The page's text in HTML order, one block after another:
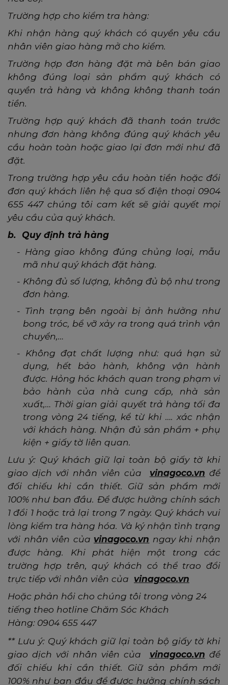
Trường hợp cho kiểm tra hàng:
Khi nhận hàng quý khách có quyền yêu cầu
nhân viên giao hàng mở cho kiểm.
Trường hợp đơn hàng đặt mà bên bán giao
không đúng loại sản phẩm quý khách có
quyền trả hàng và không không thanh toán
tiền.
Trường hợp quý khách đã thanh toán trước
nhưng đơn hàng không đúng quý khách yêu
cầu hoàn toàn hoặc giao lại đơn mới như đã
đặt.
Trong trường hợp yêu cầu hoàn tiền hoặc đổi
đơn quý khách liên hệ qua số điện thoại 0904
655 447 chúng tôi cam kết sẽ giải quyết mọi
yêu cầu của quý khách.
b. Quy định trả hàng
- Hàng giao không đúng chủng loại, mẫu
mã như quý khách đặt hàng.
- Không đủ số lượng, không đủ bộ như trong
đơn hàng.
- Tình trạng bên ngoài bị ảnh hưởng như
bong tróc, bể vỡ xảy ra trong quá trình vận
chuyển,…
- Không đạt chất lượng như: quá hạn sử
dụng, hết bảo hành, không vận hành
được. Hỏng hóc khách quan trong phạm vi
bảo hành của nhà cung cấp, nhà sản
xuất,… Thời gian giải quyết trả hàng tối đa
trong vòng 24 tiếng, kể từ khi …. xác nhận
với khách hàng. Nhận đủ sản phẩm + phụ
kiện + giấy tờ liên quan.
Lưu ý: Quý khách giữ lại toàn bộ giấy tờ khi
giao dịch với nhân viên của
vinagoco.vn để
đối chiếu khi cần thiết. Giữ sản phẩm mới
100% như ban đầu. Để được hưởng chính sách
1 đổi 1 hoặc trả lại trong 7 ngày. Quý khách vui
lòng kiểm tra hàng hóa. Và ký nhận tình trạng
với nhân viên của vinagoco.vn ngay khi nhận
được hàng. Khi phát hiện một trong các
trường hợp trên, quý khách có thể trao đổi
trực tiếp với nhân viên của vinagoco.vn
Hoặc phản hồi cho chúng tôi trong vòng 24
tiếng theo hotline Chăm Sóc Khách
Hàng: 0904 655 447
** Lưu ý: Quý khách giữ lại toàn bộ giấy tờ khi
giao dịch với nhân viên của
vinagoco.vn để
đối chiếu khi cần thiết. Giữ sản phẩm mới
100% như ban đầu để được hưởng chính sách